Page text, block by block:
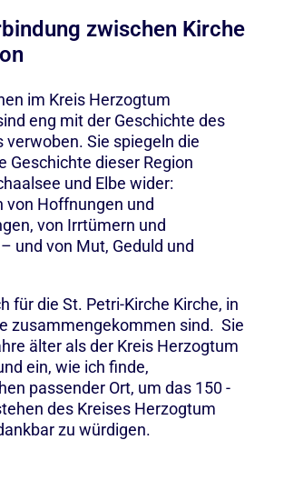
zwischen Kirche
im Kreis Herzogtum
eng mit der Geschichte des
verwoben. Sie spiegeln die
Geschichte dieser Region
und Elbe wider:
von Hoffnungen und
von Irrtümern und
und von Mut, Geduld und
für die St. Petri-Kirche Kirche, in
zusammengekommen sind. Sie
älter als der Kreis Herzogtum
ein, wie ich finde,
passender Ort, um das 150 -
des Kreises Herzogtum
zu würdigen.